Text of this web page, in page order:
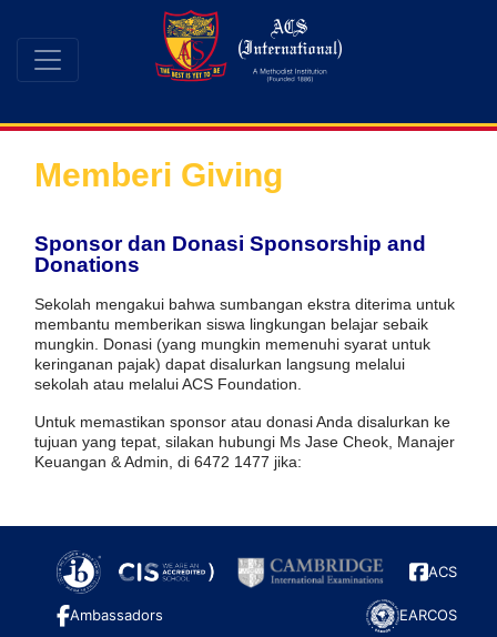
Memberi Giving
Sponsor dan Donasi Sponsorship and
Donations
Sekolah mengakui bahwa sumbangan ekstra diterima untuk
membantu memberikan siswa lingkungan belajar sebaik
mungkin. Donasi (yang mungkin memenuhi syarat untuk
keringanan pajak) dapat disalurkan langsung melalui
sekolah atau melalui ACS Foundation.
Untuk memastikan sponsor atau donasi Anda disalurkan ke
tujuan yang tepat, silakan hubungi Ms Jase Cheok, Manajer
Keuangan & Admin, di 6472 1477 jika:
ACS
Ambassadors EARCOS